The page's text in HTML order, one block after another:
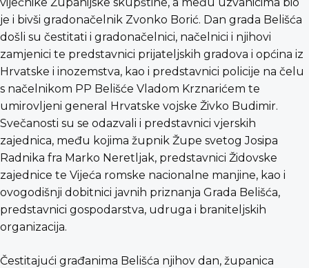
je i bivši gradonačelnik Zvonko Borić. Dan grada Belišća
došli su čestitati i gradonačelnici, načelnici i njihovi
zamjenici te predstavnici prijateljskih gradova i općina iz
Hrvatske i inozemstva, kao i predstavnici policije na čelu
s načelnikom PP Belišće Vladom Krznarićem te
umirovljeni general Hrvatske vojske Živko Budimir.
Svečanosti su se odazvali i predstavnici vjerskih
zajednica, među kojima župnik Župe svetog Josipa
Radnika fra Marko Neretljak, predstavnici Židovske
zajednice te Vijeća romske nacionalne manjine, kao i
ovogodišnji dobitnici javnih priznanja Grada Belišća,
predstavnici gospodarstva, udruga i braniteljskih
organizacija.
Čestitajući građanima Belišća njihov dan, županica